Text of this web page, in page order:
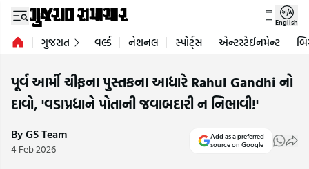
English
ગુજરાત વર્લ્ડ નેશનલ સ્પોર્ટ્સ એન્ટરટેઈનમેન્ટ
પૂર્વ આર્મી ચીફના પુસ્તકના આધારે Rahul Gandhi નો
દાવો, 'વડાપ્રધાને પોતાની જવાબદારી ન નિભાવી!'
By GS Team
4 Feb 2026
Add as a preferred
source on Google